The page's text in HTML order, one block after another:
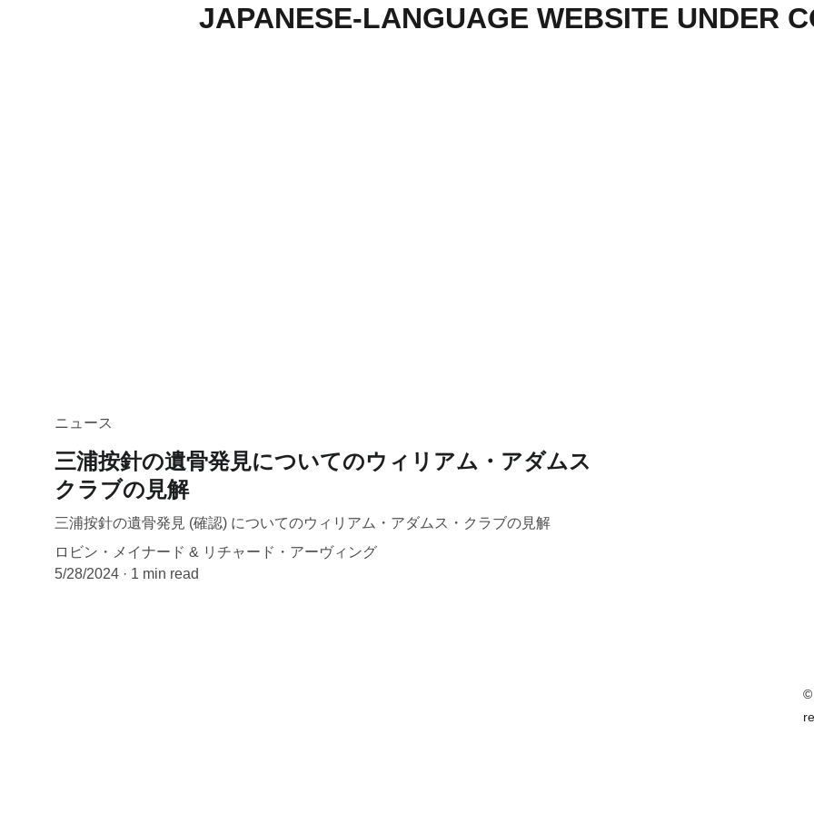
JAPANESE-LANGUAGE WEBSITE UNDER
ニュース
三浦按針の遺骨発見についてのウィリアム・アダムス
クラブの見解
三浦按針の遺骨発見 (確認) についてのウィリアム・アダムス・クラブの見解
ロビン・メイナード & リチャード・アーヴィング
5/28/2024
1 min read
©